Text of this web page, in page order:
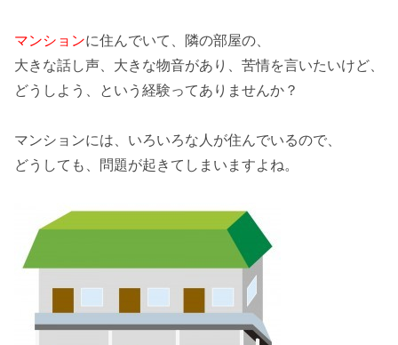
マンションに住んでいて、隣の部屋の、
大きな話し声、大きな物音があり、苦情を言いたいけど、
どうしよう、という経験ってありませんか？
マンションには、 いろいろな人が住んでいるので、
どうしても、問題が起きてしまいますよね。